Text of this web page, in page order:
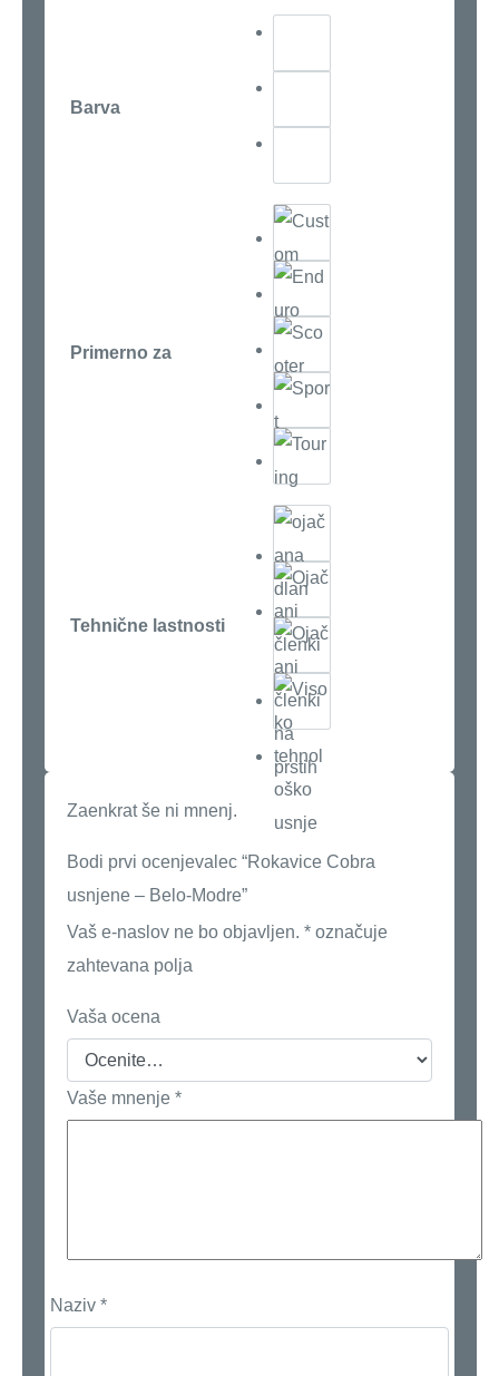
Barva
Primerno za
Tehnične lastnosti
Zaenkrat še ni mnenj.
Bodi prvi ocenjevalec “Rokavice Cobra
usnjene – Belo-Modre”
Vaš e-naslov ne bo objavljen. * označuje
zahtevana polja
Vaša ocena
Vaše mnenje *
Naziv *